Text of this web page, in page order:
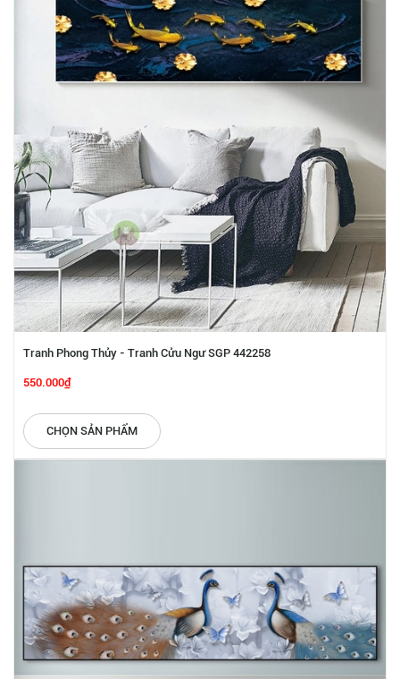
Tranh Phong Thủy - Tranh Cửu Ngư SGP 442258
550.000₫
CHỌN SẢN PHẨM